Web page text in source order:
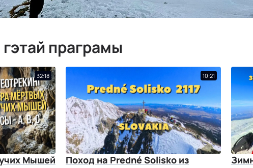
гэтай праграмы
32:18
Мышей
10:21
Поход на Predné Solisko из